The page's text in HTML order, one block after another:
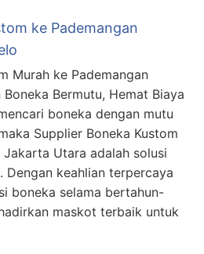
ke Pademangan
Murah ke Pademangan
Bermutu, Hemat Biaya
boneka dengan mutu
Supplier Boneka Kustom
Jakarta Utara adalah solusi
keahlian terpercaya
boneka selama bertahun-
maskot terbaik untuk